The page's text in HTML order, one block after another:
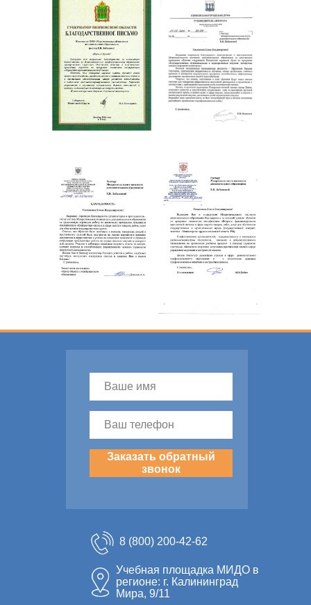
8 (800) 200-42-62
Учебная площадка МИДО в
регионе: г. Калининград
Мира, 9/11
Заказать обратный
звонок